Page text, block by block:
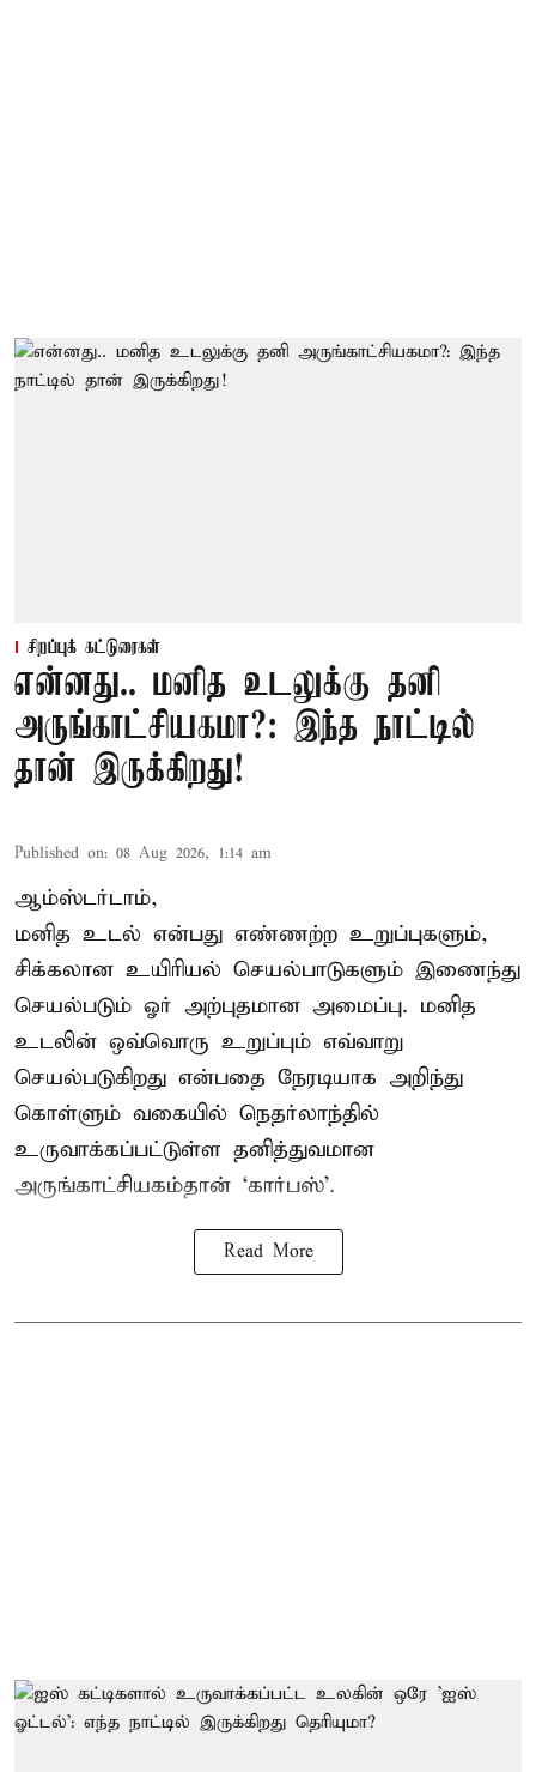
சிறப்புக் கட்டுரைகள்
என்னது.. மனித உடலுக்கு தனி
அருங்காட்சியகமா?: இந்த நாட்டில்
தான் இருக்கிறது!
Published on: 08 Aug 2026, 1:14 am
ஆம்ஸ்டர்டாம்,
மனித உடல் என்பது எண்ணற்ற உறுப்புகளும்,
சிக்கலான உயிரியல் செயல்பாடுகளும் இணைந்து
செயல்படும் ஓர் அற்புதமான அமைப்பு. மனித
உடலின் ஒவ்வொரு உறுப்பும் எவ்வாறு
செயல்படுகிறது என்பதை நேரடியாக அறிந்து
கொள்ளும் வகையில் நெதர்லாந்தில்
உருவாக்கப்பட்டுள்ள தனித்துவமான
அருங்காட்சியகம்தான் ‘கார்பஸ்’.
Read More